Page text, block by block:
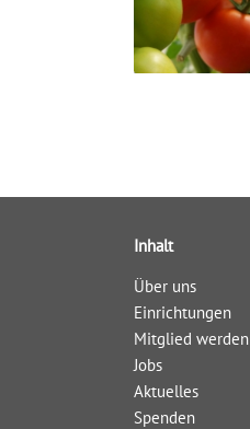
Inhalt
Über uns
Einrichtungen
Mitglied werden
Jobs
Aktuelles
Spenden